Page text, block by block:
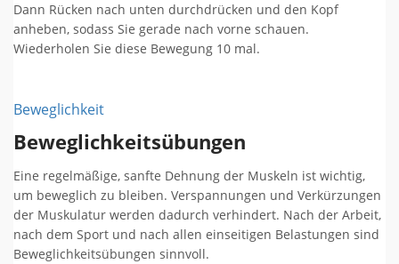
Dann Rücken nach unten durchdrücken und den Kopf
anheben, sodass Sie gerade nach vorne schauen.
Wiederholen Sie diese Bewegung 10 mal.
Beweglichkeit
Beweglichkeitsübungen
Eine regelmäßige, sanfte Dehnung der Muskeln ist wichtig,
um beweglich zu bleiben. Verspannungen und Verkürzungen
der Muskulatur werden dadurch verhindert. Nach der Arbeit,
nach dem Sport und nach allen einseitigen Belastungen sind
Beweglichkeitsübungen sinnvoll.